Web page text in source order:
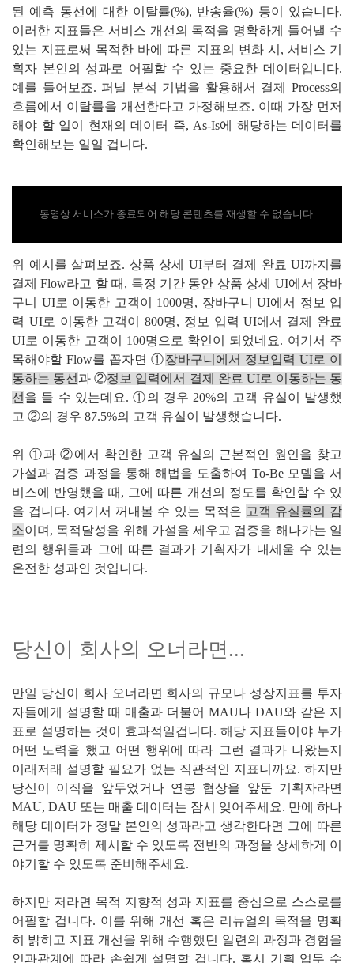
된 예측 동선에 대한 이탈률(%), 반송율(%) 등이 있습니다.
이러한 지표들은 서비스 개선의 목적을 명확하게 들어낼 수
있는 지표로써 목적한 바에 따른 지표의 변화 시, 서비스 기
획자 본인의 성과로 어필할 수 있는 중요한 데이터입니다.
예를 들어보죠. 퍼널 분석 기법을 활용해서 결제 Process의
흐름에서 이탈률을 개선한다고 가정해보죠. 이때 가장 먼저
해야 할 일이 현재의 데이터 즉, As-Is에 해당하는 데이터를
확인해보는 일일 겁니다.
동영상 서비스가 종료되어 해당 콘텐츠를 재생할 수 없습니다.
위 예시를 살펴보죠. 상품 상세 UI부터 결제 완료 UI까지를
결제 Flow라고 할 때, 특정 기간 동안 상품 상세 UI에서 장바
구니 UI로 이동한 고객이 1000명, 장바구니 UI에서 정보 입
력 UI로 이동한 고객이 800명, 정보 입력 UI에서 결제 완료
UI로 이동한 고객이 100명으로 확인이 되었네요. 여기서 주
목해야할 Flow를 꼽자면 ①장바구니에서 정보입력 UI로 이
동하는 동선 과 ②정보 입력에서 결제 완료 UI로 이동하는 동
선 을 들 수 있는데요. ①의 경우 20%의 고객 유실이 발생했
고 ②의 경우 87.5%의 고객 유실이 발생했습니다.
위 ①과 ②에서 확인한 고객 유실의 근본적인 원인을 찾고
가설과 검증 과정을 통해 해법을 도출하여 To-Be 모델을 서
비스에 반영했을 때, 그에 따른 개선의 정도를 확인할 수 있
을 겁니다. 여기서 꺼내볼 수 있는 목적은 고객 유실률의 감
소이며, 목적달성을 위해 가설을 세우고 검증을 해나가는 일
련의 행위들과 그에 따른 결과가 기획자가 내세울 수 있는
온전한 성과인 것입니다.
당신이 회사의 오너라면...
만일 당신이 회사 오너라면 회사의 규모나 성장지표를 투자
자들에게 설명할 때 매출과 더불어 MAU나 DAU와 같은 지
표로 설명하는 것이 효과적일겁니다. 해당 지표들이야 누가
어떤 노력을 했고 어떤 행위에 따라 그런 결과가 나왔는지
이래저래 설명할 필요가 없는 직관적인 지표니까요. 하지만
당신이 이직을 앞두었거나 연봉 협상을 앞둔 기획자라면
MAU, DAU 또는 매출 데이터는 잠시 잊어주세요. 만에 하나
해당 데이터가 정말 본인의 성과라고 생각한다면 그에 따른
근거를 명확히 제시할 수 있도록 전반의 과정을 상세하게 이
야기할 수 있도록 준비해주세요.
하지만 저라면 목적 지향적 성과 지표를 중심으로 스스로를
어필할 겁니다. 이를 위해 개선 혹은 리뉴얼의 목적을 명확
히 밝히고 지표 개선을 위해 수행했던 일련의 과정과 경험을
인과관계에 따라 손쉽게 설명할 겁니다. 혹시 기획 업무 수